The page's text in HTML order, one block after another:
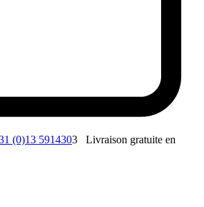
(0)13 5914303 Livraison gratuite en